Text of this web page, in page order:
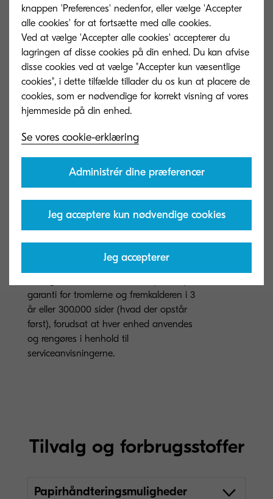
Udskrivningshastighed
Op til 45 A4 sider per minut Duplex print
hastighed: 22.5 sider per minut, A4
Duplex kopi hastighed: 22.5 sider per
minut, A4
Opvarmningstid
tændes
Strømforbrug
Klartilstand: 54.9 W Strømsparetilstand:
38.3 W Dvaletilstand: 0.5 W
garanti for tromlerne og fremkalderen i 3
år eller 300.000 sider (hvad der opstår
først), forudsat at hver enhed anvendes
og rengøres i henhold til
serviceanvisningerne.
Tilvalg og forbrugsstoffer
Papirhåndteringsmuligheder
knappen 'Preferences' nedenfor, eller vælge 'Accepter
alle cookies' for at fortsætte med alle cookies.
Ved at vælge 'Accepter alle cookies' accepterer du
lagringen af ​​disse cookies på din enhed. Du kan afvise
disse cookies ved at vælge "Accepter kun væsentlige
cookies", i dette tilfælde tillader du os kun at placere de
cookies, som er nødvendige for korrekt visning af vores
Se vores cookie-erklæring
Administrér dine præferencer
Jeg acceptere kun nødvendige cookies
Jeg accepterer